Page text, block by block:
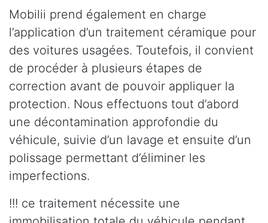
Mobilii prend également en charge
l’application d’un traitement céramique pour
des voitures usagées. Toutefois, il convient
de procéder à plusieurs étapes de
correction avant de pouvoir appliquer la
protection. Nous effectuons tout d’abord
une décontamination approfondie du
véhicule, suivie d’un lavage et ensuite d’un
polissage permettant d’éliminer les
imperfections.
!!! ce traitement nécessite une